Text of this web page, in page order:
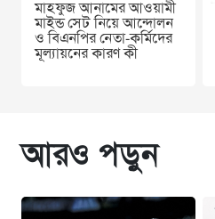
মাহফুজ আনামের আওয়ামী
মাইন্ড সেট নিয়ে আন্দোলন
ও বিএনপির নেতা-কর্মিদের
মূল্যায়নের কারণ কী
আরও পড়ুন